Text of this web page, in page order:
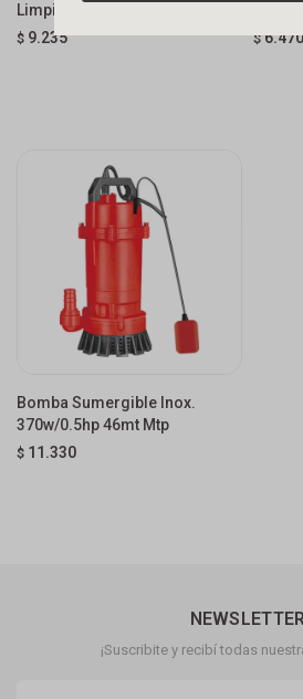
Limpia 0.5hp Mtp
$ 9.235 $ 6.470
Bomba Sumergible Inox.
370w/0.5hp 46mt Mtp
$ 11.330
¡Suscribite y recibí todas